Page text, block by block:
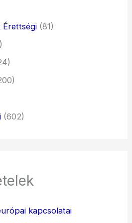
Érettségi (81)
(602)
kapcsolatai